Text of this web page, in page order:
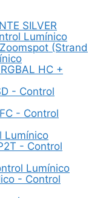
SILVER
Lumínico
(Strand
HC +
- Control
- Control
Lumínico
- Control
Lumínico
- Control